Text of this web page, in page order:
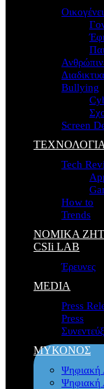
Bullying
Screen
ΤΕΧΝΟΛΟΓΙΑ
Tech
How to
Trends
ΝΟΜΙΚΑ
CSIi LAB
Έρευνες
MEDIA
Press
Press
ΜΥΚΟΝΟΣ
Ψηφιακή
Ψηφιακή